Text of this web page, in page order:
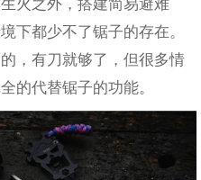
下都少不了锯子的存在。
，有刀就够了，但很多情
的代替锯子的功能。